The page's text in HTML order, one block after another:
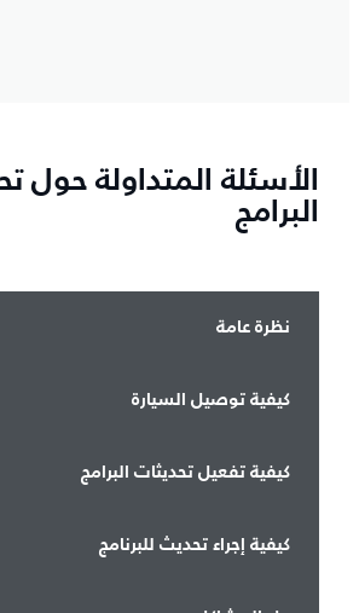
الأسئلة المتداولة حول
البرامج
نظرة عامة
كيفية توصيل السيارة
كيفية تفعيل تحديثات البرامج
كيفية إجراء تحديث للبرنامج